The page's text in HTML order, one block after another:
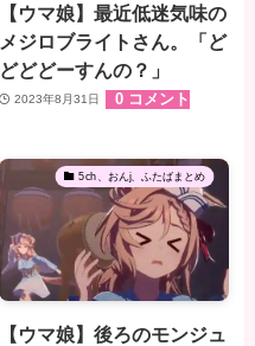
【ウマ娘】最近低迷気味の
メジロブライトさん。「ど
どどどーすんの？」
2023年8月31日 0 コメント
5ch、おんj、ふたばまとめ
【ウマ娘】後ろのモンジュ